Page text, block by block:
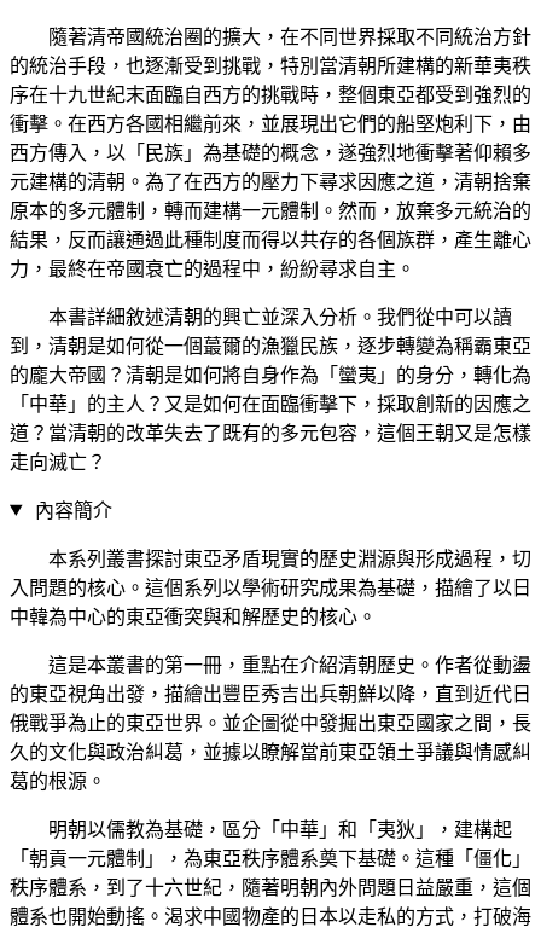
隨著清帝國統治圈的擴大，在不同世界採取不同統治方針
的統治手段，也逐漸受到挑戰，特別當清朝所建構的新華夷秩
序在十九世紀末面臨自西方的挑戰時，整個東亞都受到強烈的
衝擊。在西方各國相繼前來，並展現出它們的船堅炮利下，由
西方傳入，以「民族」為基礎的概念，遂強烈地衝擊著仰賴多
元建構的清朝。為了在西方的壓力下尋求因應之道，清朝捨棄
原本的多元體制，轉而建構一元體制。然而，放棄多元統治的
結果，反而讓通過此種制度而得以共存的各個族群，產生離心
力，最終在帝國衰亡的過程中，紛紛尋求自主。
本書詳細敘述清朝的興亡並深入分析。我們從中可以讀
到，清朝是如何從一個蕞爾的漁獵民族，逐步轉變為稱霸東亞
的龐大帝國？清朝是如何將自身作為「蠻夷」的身分，轉化為
「中華」的主人？又是如何在面臨衝擊下，採取創新的因應之
道？當清朝的改革失去了既有的多元包容，這個王朝又是怎樣
走向滅亡？
內容簡介
本系列叢書探討東亞矛盾現實的歷史淵源與形成過程，切
入問題的核心。這個系列以學術研究成果為基礎，描繪了以日
中韓為中心的東亞衝突與和解歷史的核心。
這是本叢書的第一冊，重點在介紹清朝歷史。作者從動盪
的東亞視角出發，描繪出豐臣秀吉出兵朝鮮以降，直到近代日
俄戰爭為止的東亞世界。並企圖從中發掘出東亞國家之間，長
久的文化與政治糾葛，並據以瞭解當前東亞領土爭議與情感糾
葛的根源。
明朝以儒教為基礎，區分「中華」和「夷狄」，建構起
「朝貢一元體制」，為東亞秩序體系奠下基礎。這種「僵化」
秩序體系，到了十六世紀，隨著明朝內外問題日益嚴重，這個
體系也開始動搖。渴求中國物產的日本以走私的方式，打破海